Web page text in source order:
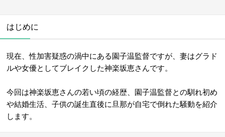
はじめに
現在、性加害疑惑の渦中にある園子温監督ですが、妻はグラド
ルや女優としてブレイクした神楽坂恵さんです。
今回は神楽坂恵さんの若い頃の経歴、園子温監督との馴れ初め
や結婚生活、子供の誕生直後に旦那が自宅で倒れた騒動を紹介
します。